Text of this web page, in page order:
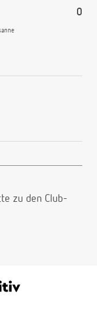
0
zu den Club-